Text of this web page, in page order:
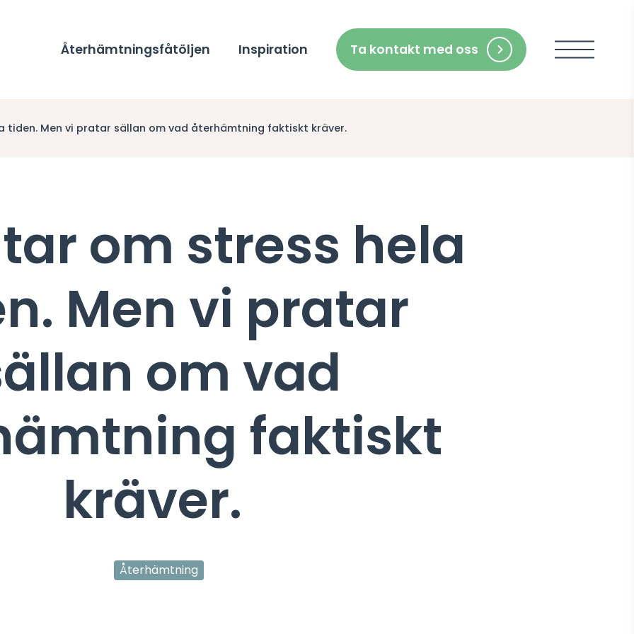
Återhämtningsfåtöljen Inspiration Ta kontakt med oss Meny
tiden. Men vi pratar sällan om vad återhämtning faktiskt kräver.
om stress hela
Men vi pratar
om vad
faktiskt
kräver.
Återhämtning